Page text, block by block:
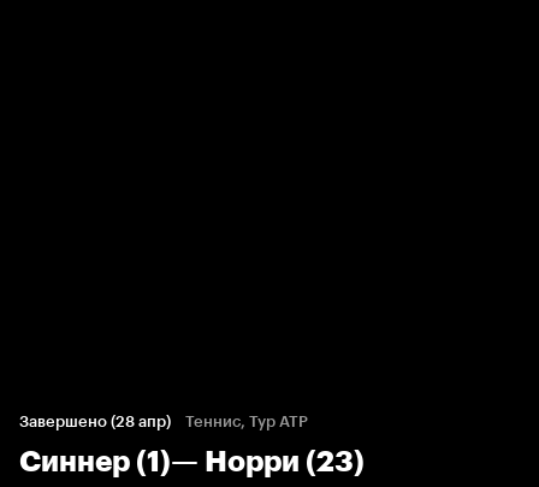
Завершено (28 апр) Теннис, Тур ATP
Синнер (1)— Норри (23)